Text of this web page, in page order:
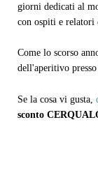
giorni dedicati al
con ospiti e relatori
Come lo scorso
dell'aperitivo
Se la cosa vi gusta,
sconto